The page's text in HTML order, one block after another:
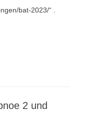
bat-2023/“ .
2 und